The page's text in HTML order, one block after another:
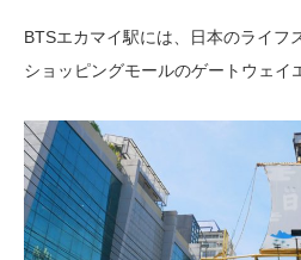
BTSエカマイ駅には、日本のライフ
ショッピングモールのゲートウェイ